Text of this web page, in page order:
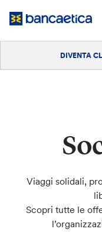
DIVENTA
Viaggi solidali,
Scopri tutte le